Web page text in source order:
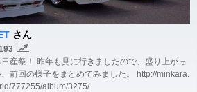
さん
産祭！ 昨年も見に行きましたので、盛り上がっ
前回の様子をまとめてみました。 http://minkara.
777255/album/3275/